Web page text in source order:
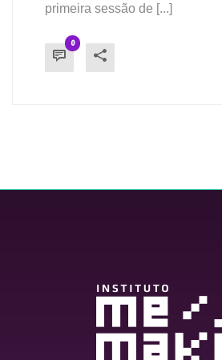
primeira sessão de [...]
0